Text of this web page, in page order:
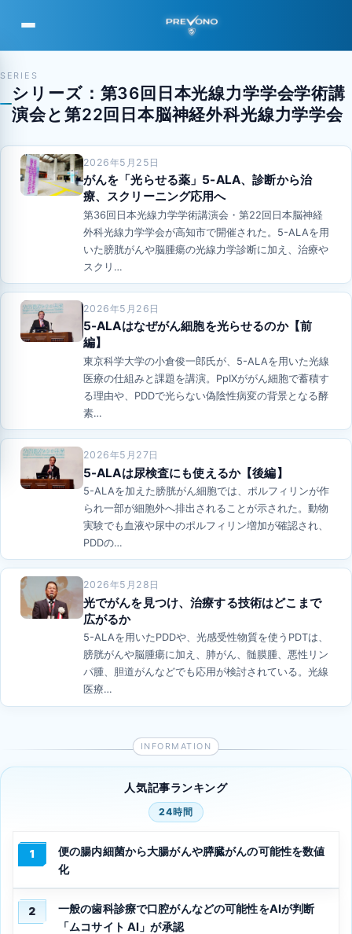
PREVONO
SERIES
シリーズ：第36回日本光線力学学会学術講
演会と第22回日本脳神経外科光線力学学会
2026年5月25日
がんを「光らせる薬」5-ALA、診断から治
療、スクリーニング応用へ
第36回日本光線力学学術講演会・第22回日本脳神経
外科光線力学学会が高知市で開催された。5-ALAを用
いた膀胱がんや脳腫瘍の光線力学診断に加え、治療や
スクリ…
2026年5月26日
5-ALAはなぜがん細胞を光らせるのか【前
編】
東京科学大学の小倉俊一郎氏が、5-ALAを用いた光線
医療の仕組みと課題を講演。PpIXががん細胞で蓄積す
る理由や、PDDで光らない偽陰性病変の背景となる酵
素…
2026年5月27日
5-ALAは尿検査にも使えるか【後編】
5-ALAを加えた膀胱がん細胞では、ポルフィリンが作
られ一部が細胞外へ排出されることが示された。動物
実験でも血液や尿中のポルフィリン増加が確認され、
PDDの…
2026年5月28日
光でがんを見つけ、治療する技術はどこまで
広がるか
5-ALAを用いたPDDや、光感受性物質を使うPDTは、
膀胱がんや脳腫瘍に加え、肺がん、髄膜腫、悪性リン
パ腫、胆道がんなどでも応用が検討されている。光線
医療…
人気記事ランキング
24時間
1
便の腸内細菌から大腸がんや膵臓がんの可能性を数値
化
2
一般の歯科診療で口腔がんなどの可能性をAIが判断
「ムコサイト AI」が承認